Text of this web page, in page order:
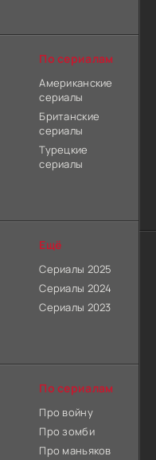
По сериалам
Американские
сериалы
Британские
сериалы
Турецкие
сериалы
Ещё
Сериалы 2025
Сериалы 2024
Сериалы 2023
По сериалам
Про войну
Про зомби
Про маньяков